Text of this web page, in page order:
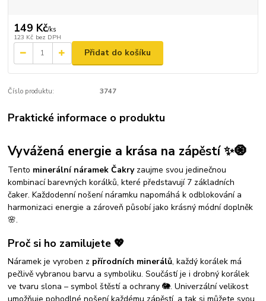
149 Kč/ks
123 Kč bez DPH
Přidat do košíku
Číslo produktu: 3747
Praktické informace o produktu
Vyvážená energie a krása na zápěstí ✨🧿
Tento minerální náramek Čakryzaujme svou jedinečnou
kombinací barevných korálků, které představují 7 základních
čaker. Každodenní nošení náramku napomáhá k odblokování a
harmonizaci energie a zároveň působí jako krásný módní doplněk
🌸.
Proč si ho zamilujete 💖
Náramek je vyroben z přírodních minerálů, každý korálek má
pečlivě vybranou barvu a symboliku. Součástí je i drobný korálek
ve tvaru slona – symbol štěstí a ochrany 🐘. Univerzální velikost